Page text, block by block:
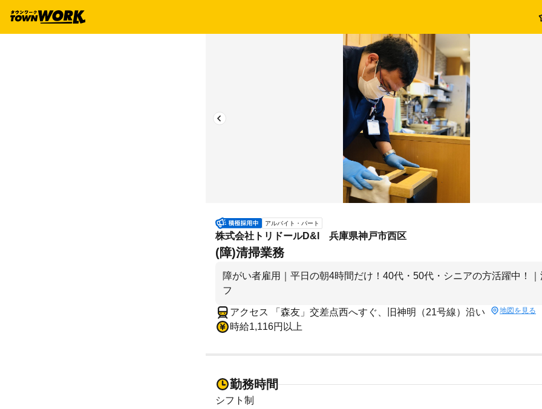
アルバイト・パート
株式会社トリドールD&I 兵庫県神戸市西区
(障)清掃業務
障がい者雇用｜平日の朝4時間だけ！40代・50代・シニアの方活躍中！｜
フ
アクセス 「森友」交差点西へすぐ、旧神明（21号線）沿い 地図を見る
時給1,116円以上
勤務時間
シフト制